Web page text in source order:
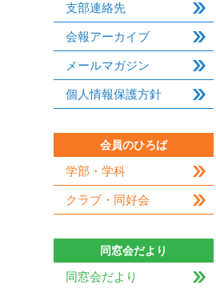
支部連絡先
会報アーカイブ
メールマガジン
個人情報保護方針
会員のひろば
学部・学科
クラブ・同好会
同窓会だより
同窓会だより